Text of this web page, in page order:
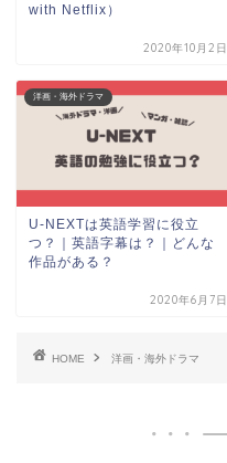
with Netflix）
2020年10月2日
洋画・海外ドラマ
U-NEXTは英語学習に役立
つ？｜英語字幕は？｜どんな
作品がある？
2020年6月7日
HOME 洋画・海外ドラマ